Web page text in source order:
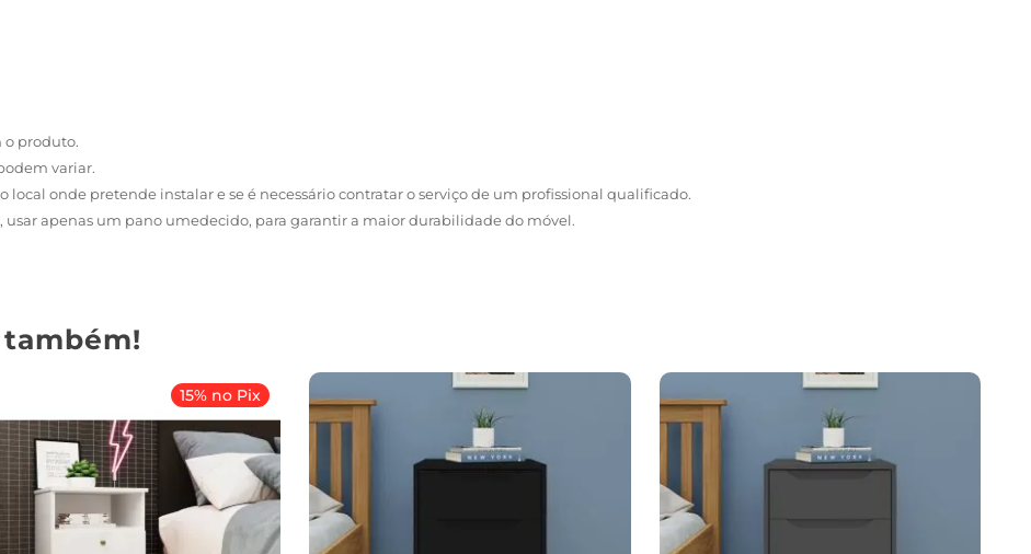
o produto.
variar.
local onde pretende instalar e se é necessário contratar o serviço de um profissional qualificado.
apenas um pano umedecido, para garantir a maior durabilidade do móvel.
15% no Pix